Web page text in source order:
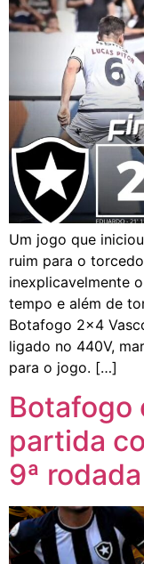
Um jogo que
ruim para o
inexplicavelmente
tempo e além de
Botafogo 2×4
ligado no 440V,
para o jogo. […]
Botafogo
partida
9ª